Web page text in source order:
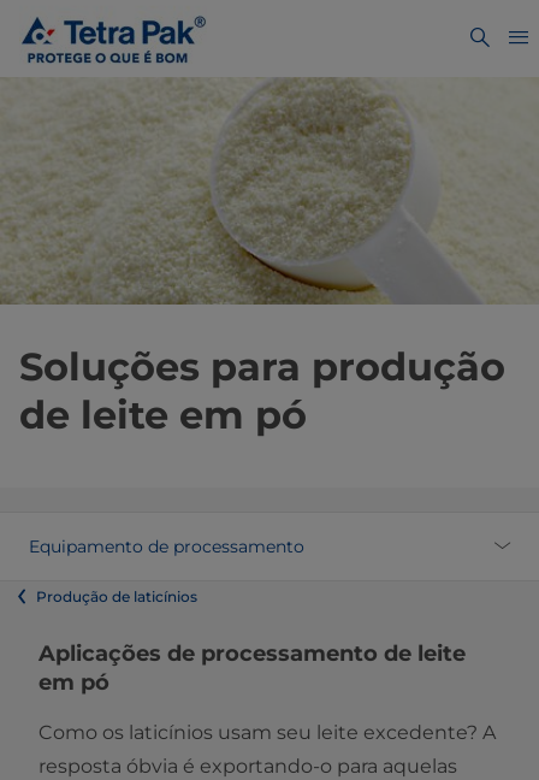
Soluções para produção
de leite em pó
Equipamento de processamento
Produção de laticínios
Aplicações de processamento de leite
em pó
​Como os laticínios usam seu leite excedente? A
resposta óbvia é exportando-o para aquelas